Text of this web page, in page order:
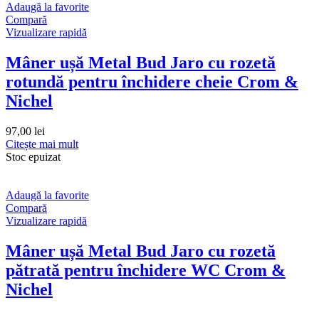
Adaugă la favorite
Compară
Vizualizare rapidă
Mâner ușă Metal Bud Jaro cu rozetă
rotundă pentru închidere cheie Crom &
Nichel
97,00 lei
Citește mai mult
Stoc epuizat
Adaugă la favorite
Compară
Vizualizare rapidă
Mâner ușă Metal Bud Jaro cu rozetă
pătrată pentru închidere WC Crom &
Nichel